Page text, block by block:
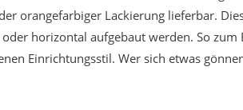
orangefarbiger Lackierung lieferbar.
horizontal aufgebaut werden. So
Einrichtungsstil. Wer sich etwas